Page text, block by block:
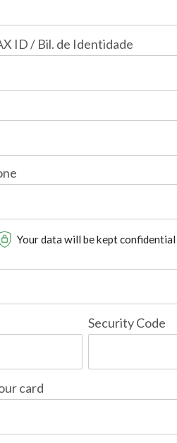
ID / Bil. de Identidade
Your data will be kept confidential
Security Code
card